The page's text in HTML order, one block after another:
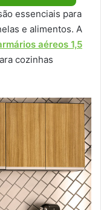
essenciais para
e alimentos. A
aéreos 1,5
cozinhas